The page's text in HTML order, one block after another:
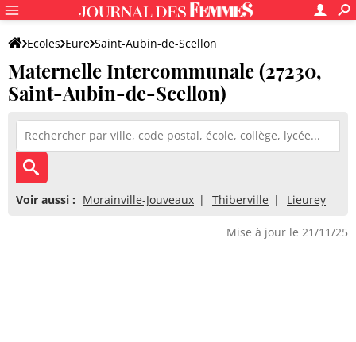
Ecoles Eure Saint-Aubin-de-Scellon
Maternelle Intercommunale
Maternelle Intercommunale (27230,
Saint-Aubin-de-Scellon)
Voir aussi : Morainville-Jouveaux Thiberville Lieurey
Mise à jour le 21/11/25